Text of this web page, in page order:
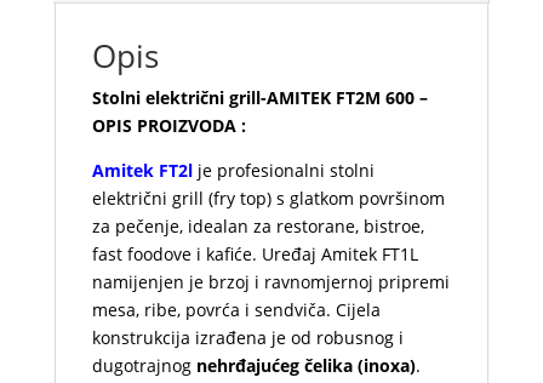
Opis
Stolni električni grill-AMITEK FT2M 600 –
OPIS PROIZVODA :
⁠Amitek FT2l je profesionalni stolni
električni grill (fry top) s glatkom površinom
za pečenje, idealan za restorane, bistroe,
fast foodove i kafiće. Uređaj Amitek FT1L
namijenjen je brzoj i ravnomjernoj pripremi
mesa, ribe, povrća i sendviča. Cijela
konstrukcija izrađena je od robusnog i
dugotrajnog nehrđajućeg čelika (inoxa).